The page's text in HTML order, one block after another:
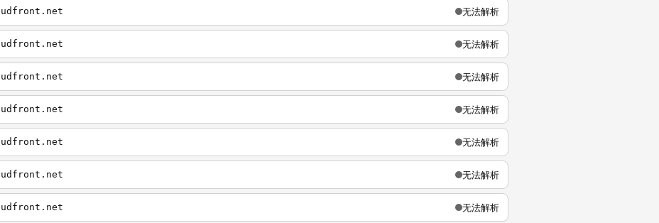
无法解析
无法解析
无法解析
无法解析
无法解析
无法解析
无法解析